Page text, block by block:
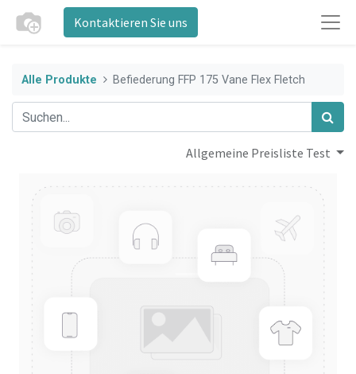
Kontaktieren Sie uns
Alle Produkte Befiederung FFP 175 Vane Flex Fletch
Allgemeine Preisliste Test